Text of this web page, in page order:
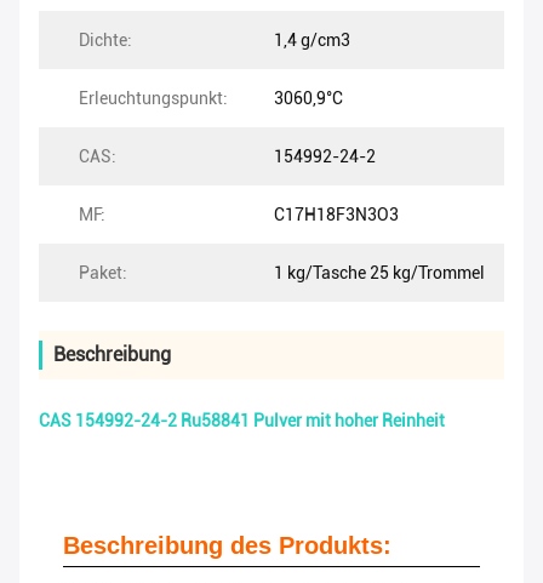
Dichte: 1,4 g/cm3
Erleuchtungspunkt: 3060,9°C
CAS: 154992-24-2
MF: C17H18F3N3O3
Paket: 1 kg/Tasche 25 kg/Trommel
Beschreibung
CAS 154992-24-2 Ru58841 Pulver mit hoher Reinheit
Beschreibung des Produkts: